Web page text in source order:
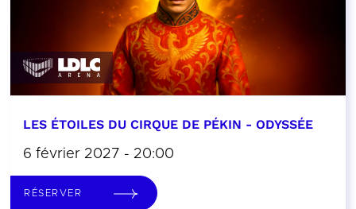
LES ÉTOILES DU CIRQUE DE PÉKIN - ODYSSÉE
6 février 2027 - 20:00
RÉSERVER